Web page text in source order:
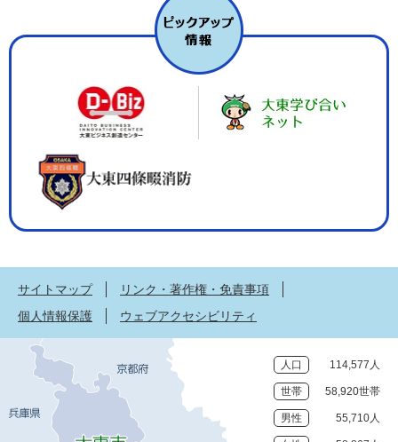
サイトマップ
リンク・著作権・免責事項
個人情報保護
ウェブアクセシビリティ
人口 114,577人
世帯 58,920世帯
男性 55,710人